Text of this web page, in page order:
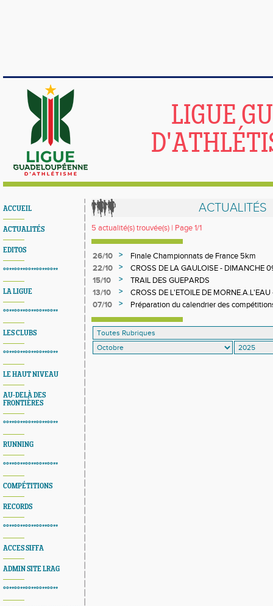
LIGUE
ACCUEIL
ACTUALITÉS
EDITOS
°°**°°**°°**°°**°°**
LA LIGUE
°°**°°**°°**°°**°°**
LES CLUBS
°°**°°**°°**°°**°°**
LE HAUT NIVEAU
AU-DELÀ DES
FRONTIÈRES
°°**°°**°°**°°**°°**
RUNNING
°°**°°**°°**°°**°°**
COMPÉTITIONS
RECORDS
°°**°°**°°**°°**°°**
ACCES SIFFA
ADMIN SITE LRAG
°°**°°**°°**°°**°°**
ACTUALITÉS
5 actualité(s) trouvée(s) | Page 1/1
26/10 >
Finale Championnats de France 5km
22/10
>
CROSS DE LA GAULOISE - DIMANCHE
FORT DELGRES - CARMEL - BASSE-
15/10 >
TRAIL DES GUEPARDS
13/10
>
CROSS DE L'ETOILE DE
OCTOBRE 2025
07/10 > Préparation du calendrier des